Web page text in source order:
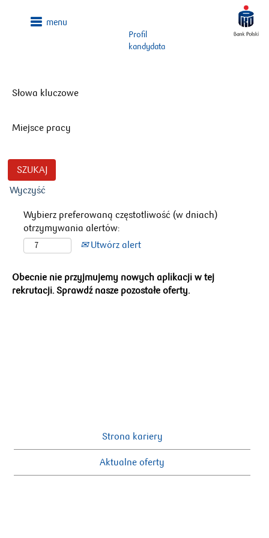
Profil
kandydata
Słowa kluczowe
Miejsce pracy
Wyczyść
Wybierz preferowaną częstotliwość (w dniach)
otrzymywania alertów:
Utwórz alert
Obecnie nie przyjmujemy nowych aplikacji w tej
rekrutacji. Sprawdź nasze pozostałe oferty.
Strona kariery
Aktualne oferty